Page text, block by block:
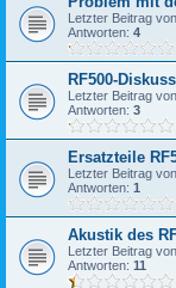
Letzter Beitrag von
Antworten: 4
RF500-
Letzter Beitrag von
Antworten: 3
Ersatzteile
Letzter Beitrag von
Antworten: 1
Akustik des
Letzter Beitrag von
Antworten: 11